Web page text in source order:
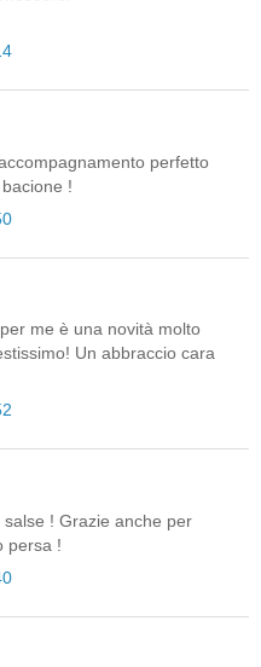
perfetto
!
me è una novità molto
Un abbraccio cara
! Grazie anche per
persa !